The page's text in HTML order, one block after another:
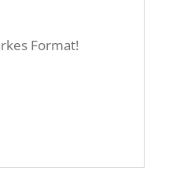
Format!